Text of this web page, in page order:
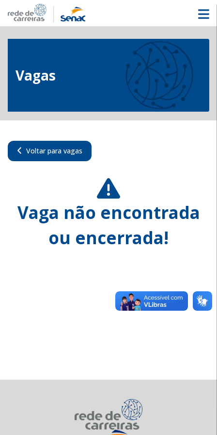
Vagas
Voltar para vagas
Vaga não encontrada
ou encerrada!